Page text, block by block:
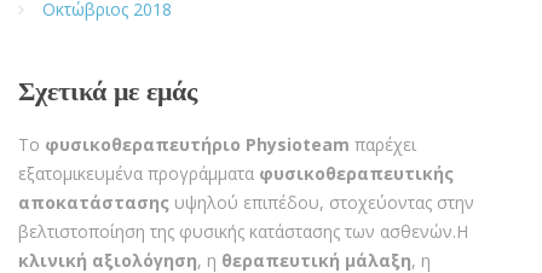
Οκτώβριος 2018
Σχετικά με εμάς
Το φυσικοθεραπευτήριο Physioteam παρέχει
εξατομικευμένα προγράμματα φυσικοθεραπευτικής
αποκατάστασης υψηλού επιπέδου, στοχεύοντας στην
βελτιστοποίηση της φυσικής κατάστασης των ασθενών.Η
κλινική αξιολόγηση, η θεραπευτική μάλαξη, η